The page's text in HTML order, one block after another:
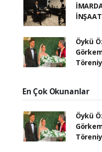
Öykü
En Çok Okunanlar
Öykü